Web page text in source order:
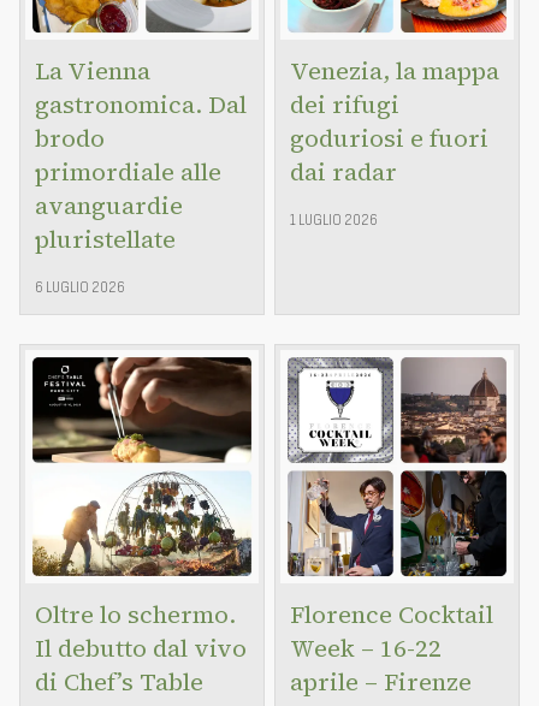
La Vienna
gastronomica. Dal
brodo
primordiale alle
avanguardie
pluristellate
6 LUGLIO 2026
Venezia, la mappa
dei rifugi
goduriosi e fuori
dai radar
1 LUGLIO 2026
Oltre lo schermo.
Il debutto dal vivo
di Chef’s Table
Florence Cocktail
Week – 16-22
aprile – Firenze